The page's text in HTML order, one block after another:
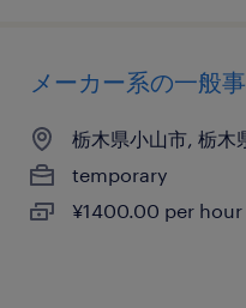
メーカー系の一般
栃木県小山市, 栃木
temporary
¥1400.00 per hour